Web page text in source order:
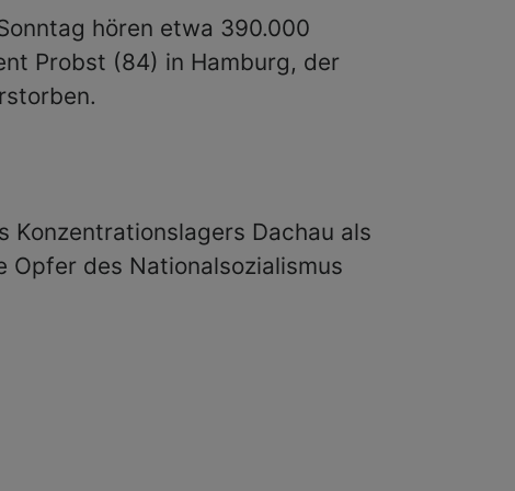
hören etwa 390.000
Probst (84) in Hamburg, der
Konzentrationslagers Dachau als
Opfer des Nationalsozialismus